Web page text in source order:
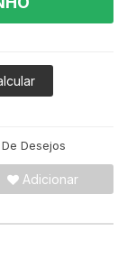
Desejos
Adicionar